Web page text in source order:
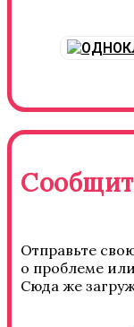
Отправьте
о проблеме
Сюда же